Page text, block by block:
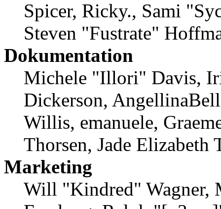
Spicer, Ricky., Sami
Steven "Fustrate"
Dokumentation
Michele "Illori" Davis,
Dickerson,
Willis, emanuele,
Thorsen, Jade Elizabeth
Marketing
Will "Kindred" Wagner,